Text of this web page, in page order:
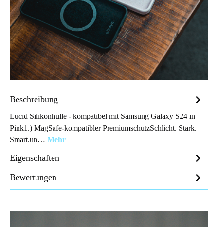
Beschreibung
Lucid Silikonhülle - kompatibel mit Samsung Galaxy S24 in
Pink1.) MagSafe-kompatibler PremiumschutzSchlicht. Stark.
Smart.un… Mehr
Eigenschaften
Bewertungen